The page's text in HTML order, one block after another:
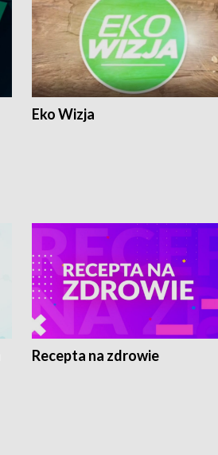
Eko Wizja
Recepta na zdrowie